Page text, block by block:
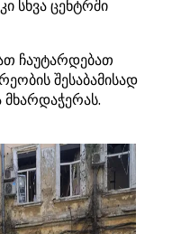
სხვა ცენტრში
ჩაუტარდებათ
შესაბამისად